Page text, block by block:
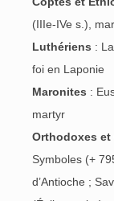
(IIIe-IVe s.),
Luthériens :
foi en Laponie
Maronites :
martyr
Orthodoxes
Symboles (+
d’Antioche ;